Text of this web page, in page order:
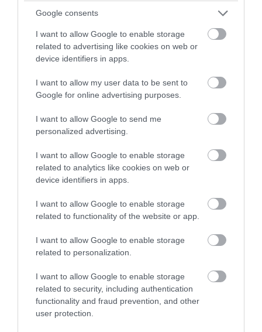
Google consents
I want to allow Google to enable storage
related to advertising like cookies on web or
device identifiers in apps.
I want to allow my user data to be sent to
Google for online advertising purposes.
I want to allow Google to send me
personalized advertising.
I want to allow Google to enable storage
related to analytics like cookies on web or
device identifiers in apps.
I want to allow Google to enable storage
related to functionality of the website or app.
I want to allow Google to enable storage
related to personalization.
I want to allow Google to enable storage
related to security, including authentication
functionality and fraud prevention, and other
user protection.
PRONEWS.GR /ΤΟΥΡΚΙΑ
Η Τουρκία και το Ιράκ υπέγραψαν
συμφωνία για τον αγωγό πετρελαίου –
Μεταφορά έως 750.000 βαρέλια
ημερησίως
01.08.2026 | 16:05